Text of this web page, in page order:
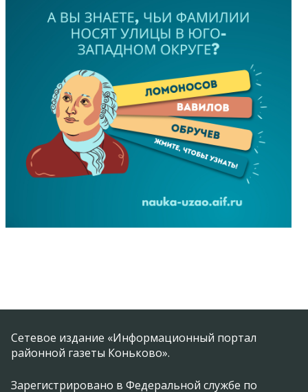
Сетевое издание «Информационный портал
районной газеты Коньково».
Зарегистрировано в Федеральной службе по